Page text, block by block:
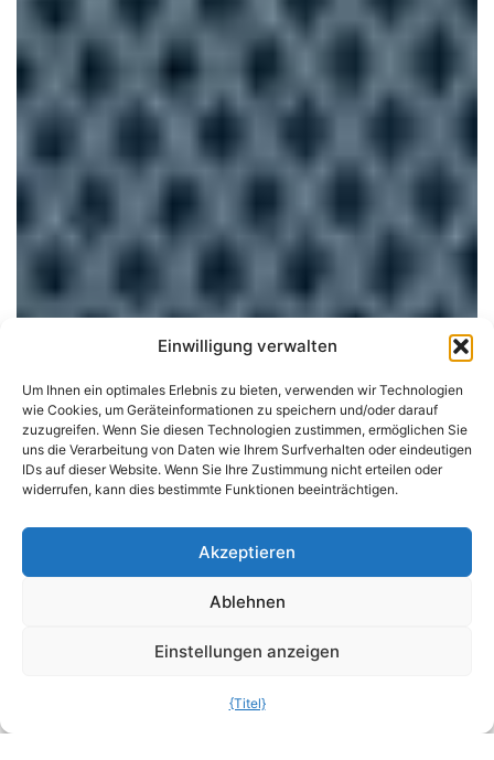
Einwilligung verwalten
Um Ihnen ein optimales Erlebnis zu bieten, verwenden wir Technologien
wie Cookies, um Geräteinformationen zu speichern und/oder darauf
zuzugreifen. Wenn Sie diesen Technologien zustimmen, ermöglichen Sie
uns die Verarbeitung von Daten wie Ihrem Surfverhalten oder eindeutigen
IDs auf dieser Website. Wenn Sie Ihre Zustimmung nicht erteilen oder
widerrufen, kann dies bestimmte Funktionen beeinträchtigen.
Akzeptieren
Ablehnen
Einstellungen anzeigen
{Titel}